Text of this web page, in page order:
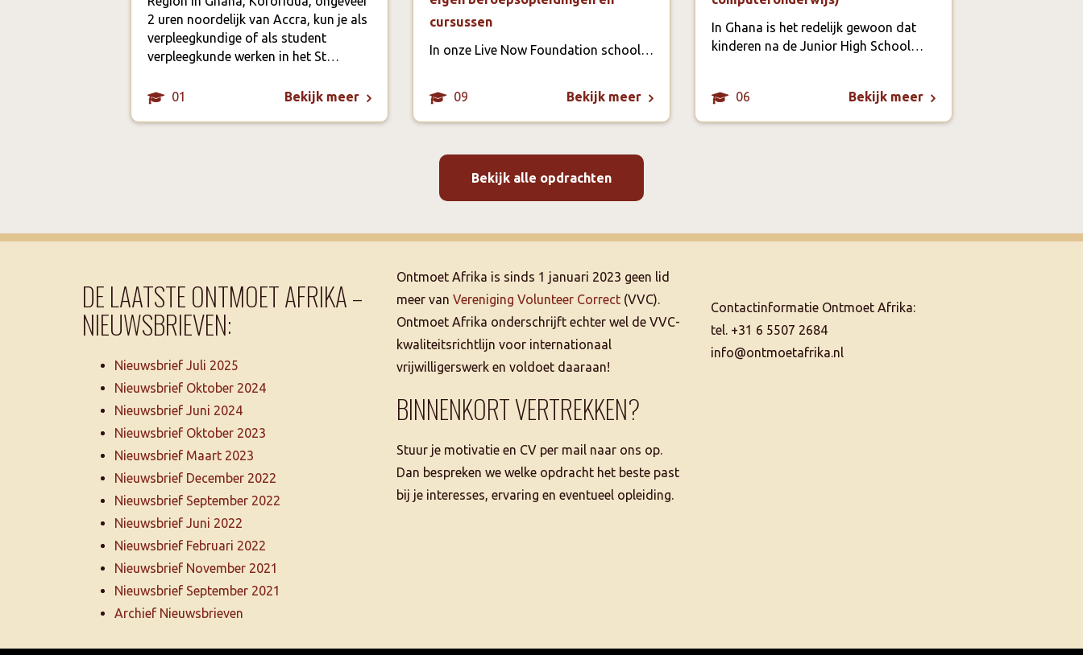
2 uren noordelijk van Accra, kun je als
verpleegkundige of als student
verpleegkunde werken in het St…
01 Bekijk meer
cursussen
In onze Live Now Foundation school…
09 Bekijk meer
In Ghana is het redelijk gewoon dat
kinderen na de Junior High School…
06 Bekijk meer
Bekijk alle opdrachten
DE LAATSTE ONTMOET AFRIKA –
NIEUWSBRIEVEN:
Nieuwsbrief Juli 2025
Nieuwsbrief Oktober 2024
Nieuwsbrief Juni 2024
Nieuwsbrief Oktober 2023
Nieuwsbrief Maart 2023
Nieuwsbrief December 2022
Nieuwsbrief September 2022
Nieuwsbrief Juni 2022
Nieuwsbrief Februari 2022
Nieuwsbrief November 2021
Nieuwsbrief September 2021
Archief Nieuwsbrieven
Ontmoet Afrika is sinds 1 januari 2023 geen lid
meer van Vereniging Volunteer Correct (VVC).
Ontmoet Afrika onderschrijft echter wel de VVC-
kwaliteitsrichtlijn voor internationaal
vrijwilligerswerk en voldoet daaraan!
BINNENKORT VERTREKKEN?
Stuur je motivatie en CV per mail naar ons op.
Dan bespreken we welke opdracht het beste past
bij je interesses, ervaring en eventueel opleiding.
Contactinformatie Ontmoet Afrika:
tel. +31 6 5507 2684
info@ontmoetafrika.nl